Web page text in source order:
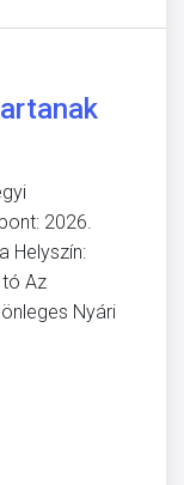
2026.
Helyszín:
tó Az
Nyári